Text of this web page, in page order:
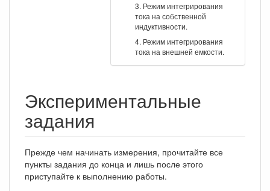
3. Режим интегрирования
тока на собственной
индуктивности.
4. Режим интегрирования
тока на внешней емкости.
Экспериментальные
задания
Прежде чем начинать измерения, прочитайте все
пункты задания до конца и лишь после этого
приступайте к выполнению работы.